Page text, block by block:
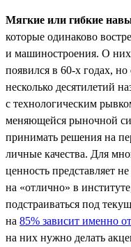
Мягкие или гибкие
которые одинаково
и машиностроения. О
появился в 60-х годах,
несколько десятилетий
с технологическим
меняющейся рыночной
принимать решения на
личные качества. Для
ценность представляет
на «отлично» в
подстраиваться под
на 85% зависит именно
на них нужно делать